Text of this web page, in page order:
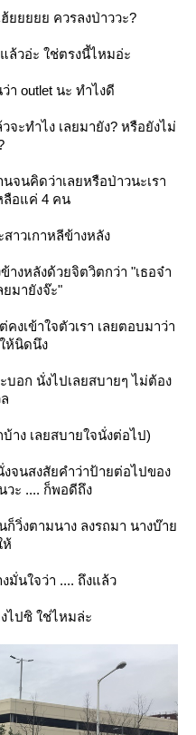
ยยยยย ควรลงป่าววะ?
ล้วอ่ะ ใช่ตรงนี้ไหมอ่ะ
outlet นะ ทำไงดี
จะทำไง เลยมายัง? หรือยังไม่
จนคิดว่าเลยหรือป่าวนะเรา
ลือแค่ 4 คน
าวเกาหลีข้างหลัง
งหลังด้วยจิตวิตกว่า "เธอจ๋า
ยมายังจ๊ะ"
งเข้าใจตัวเรา เลยตอบมาว่า
ห้นิดนึง
อก นั่งไปเลยสบายๆ ไม่ต้อง
าง เลยสบายใจนั่งต่อไป)
จนสงสัยคำว่าป้ายต่อไปของ
ะ .... ก็พอดีถึง
ก็วิ่งตามนาง ลงรถมา นางบ๊า
ห้
มั่นใจว่า .... ถึงแล้ว
ไปซิ ใช่ไหมล่ะ